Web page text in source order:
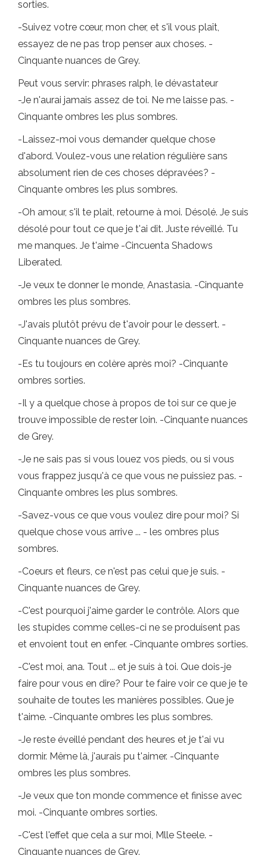
sorties.
-Suivez votre cœur, mon cher, et s'il vous plaît,
essayez de ne pas trop penser aux choses. -
Cinquante nuances de Grey.
Peut vous servir: phrases ralph, le dévastateur
-Je n'aurai jamais assez de toi. Ne me laisse pas. -
Cinquante ombres les plus sombres.
-Laissez-moi vous demander quelque chose
d'abord. Voulez-vous une relation régulière sans
absolument rien de ces choses dépravées? -
Cinquante ombres les plus sombres.
-Oh amour, s'il te plait, retourne à moi. Désolé. Je suis
désolé pour tout ce que je t'ai dit. Juste réveillé. Tu
me manques. Je t'aime -Cincuenta Shadows
Liberated.
-Je veux te donner le monde, Anastasia. -Cinquante
ombres les plus sombres.
-J'avais plutôt prévu de t'avoir pour le dessert. -
Cinquante nuances de Grey.
-Es tu toujours en colère après moi? -Cinquante
ombres sorties.
-Il y a quelque chose à propos de toi sur ce que je
trouve impossible de rester loin. -Cinquante nuances
de Grey.
-Je ne sais pas si vous louez vos pieds, ou si vous
vous frappez jusqu'à ce que vous ne puissiez pas. -
Cinquante ombres les plus sombres.
-Savez-vous ce que vous voulez dire pour moi? Si
quelque chose vous arrive ... - les ombres plus
sombres.
-Coeurs et fleurs, ce n'est pas celui que je suis. -
Cinquante nuances de Grey.
-C'est pourquoi j'aime garder le contrôle. Alors que
les stupides comme celles-ci ne se produisent pas
et envoient tout en enfer. -Cinquante ombres sorties.
-C'est moi, ana. Tout ... et je suis à toi. Que dois-je
faire pour vous en dire? Pour te faire voir ce que je te
souhaite de toutes les manières possibles. Que je
t'aime. -Cinquante ombres les plus sombres.
-Je reste éveillé pendant des heures et je t'ai vu
dormir. Même là, j'aurais pu t'aimer. -Cinquante
ombres les plus sombres.
-Je veux que ton monde commence et finisse avec
moi. -Cinquante ombres sorties.
-C'est l'effet que cela a sur moi, Mlle Steele. -
Cinquante nuances de Grey.